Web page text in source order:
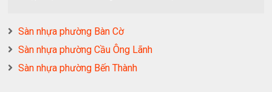
Sàn nhựa phường Bàn Cờ
Sàn nhựa phường Cầu Ông Lãnh
Sàn nhựa phường Bến Thành